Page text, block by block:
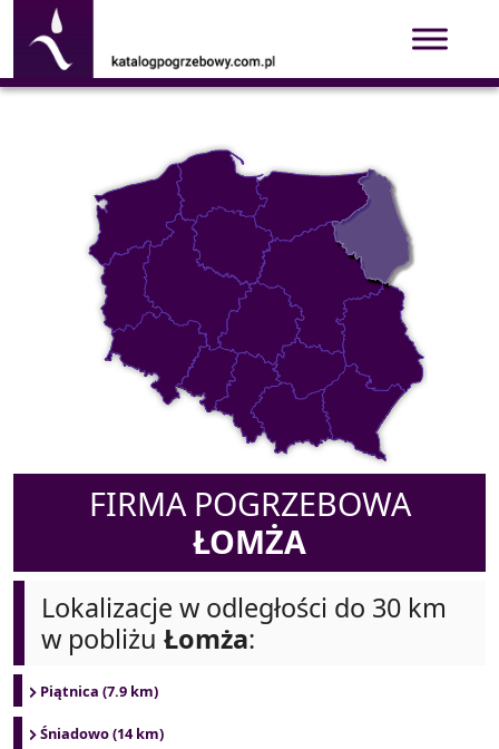
FIRMA POGRZEBOWA
ŁOMŻA
Lokalizacje w odległości do 30 km
w pobliżu Łomża:
Piątnica (7.9 km)
Śniadowo (14 km)